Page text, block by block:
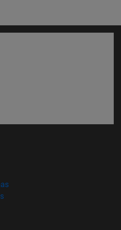
ventana)
(abre en nueva ventana)
(abre en nueva ventana)